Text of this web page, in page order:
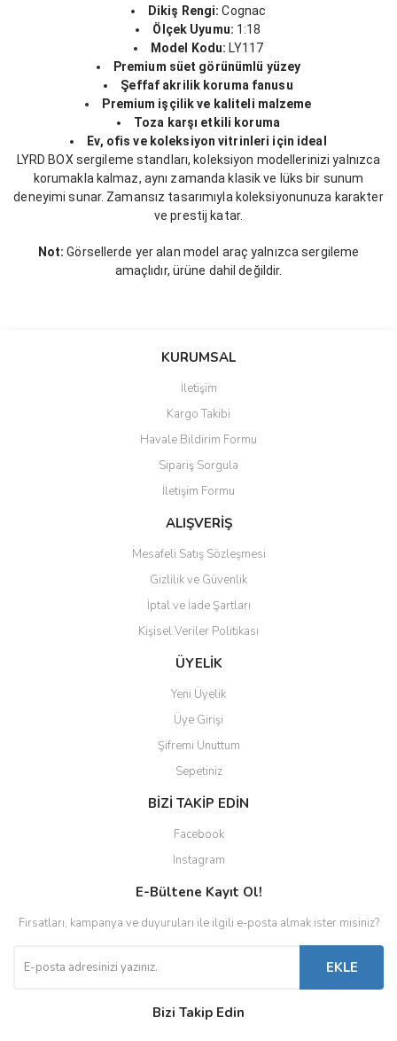
Dikiş Rengi: Cognac
Ölçek Uyumu: 1:18
Model Kodu: LY117
Premium süet görünümlü yüzey
Şeffaf akrilik koruma fanusu
Premium işçilik ve kaliteli malzeme
Toza karşı etkili koruma
Ev, ofis ve koleksiyon vitrinleri için ideal
LYRD BOX sergileme standları, koleksiyon modellerinizi yalnızca
korumakla kalmaz, aynı zamanda klasik ve lüks bir sunum
deneyimi sunar. Zamansız tasarımıyla koleksiyonunuza karakter
ve prestij katar.
Not: Görsellerde yer alan model araç yalnızca sergileme
amaçlıdır, ürüne dahil değildir.
KURUMSAL
İletişim
Kargo Takibi
Havale Bildirim Formu
Sipariş Sorgula
İletişim Formu
ALIŞVERİŞ
Mesafeli Satış Sözleşmesi
Gizlilik ve Güvenlik
İptal ve İade Şartları
Kişisel Veriler Politikası
ÜYELİK
Yeni Üyelik
Üye Girişi
Şifremi Unuttum
Sepetiniz
BİZİ TAKİP EDİN
Facebook
Instagram
E-Bültene Kayıt Ol!
Fırsatları, kampanya ve duyuruları ile ilgili e-posta almak ister misiniz?
EKLE
Bizi Takip Edin